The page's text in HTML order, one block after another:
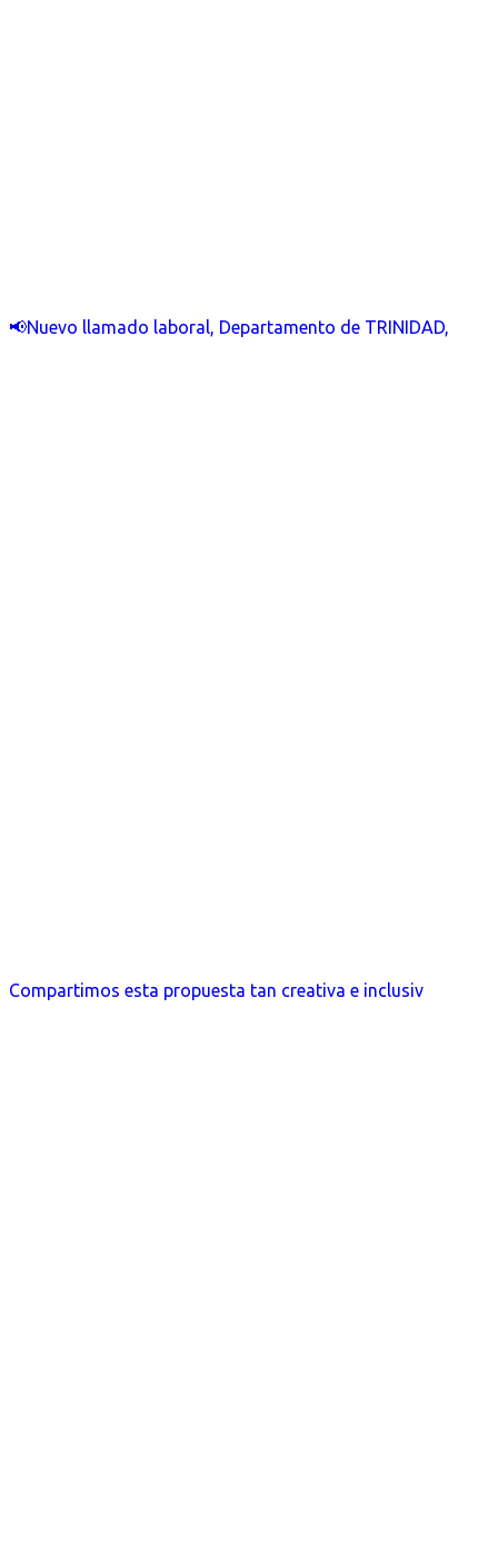
📢Nuevo llamado laboral, Departamento de TRINIDAD,
Compartimos esta propuesta tan creativa e inclusiv